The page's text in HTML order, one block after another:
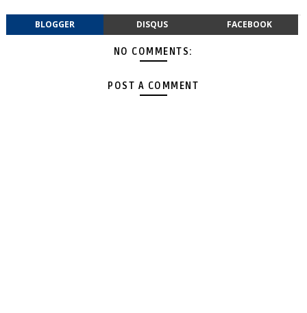
BLOGGER DISQUS FACEBOOK
NO COMMENTS:
POST A COMMENT